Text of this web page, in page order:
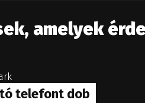
amelyek
telefont dob